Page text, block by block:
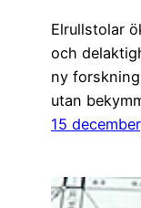
Elrullstolar
och
ny
utan
15